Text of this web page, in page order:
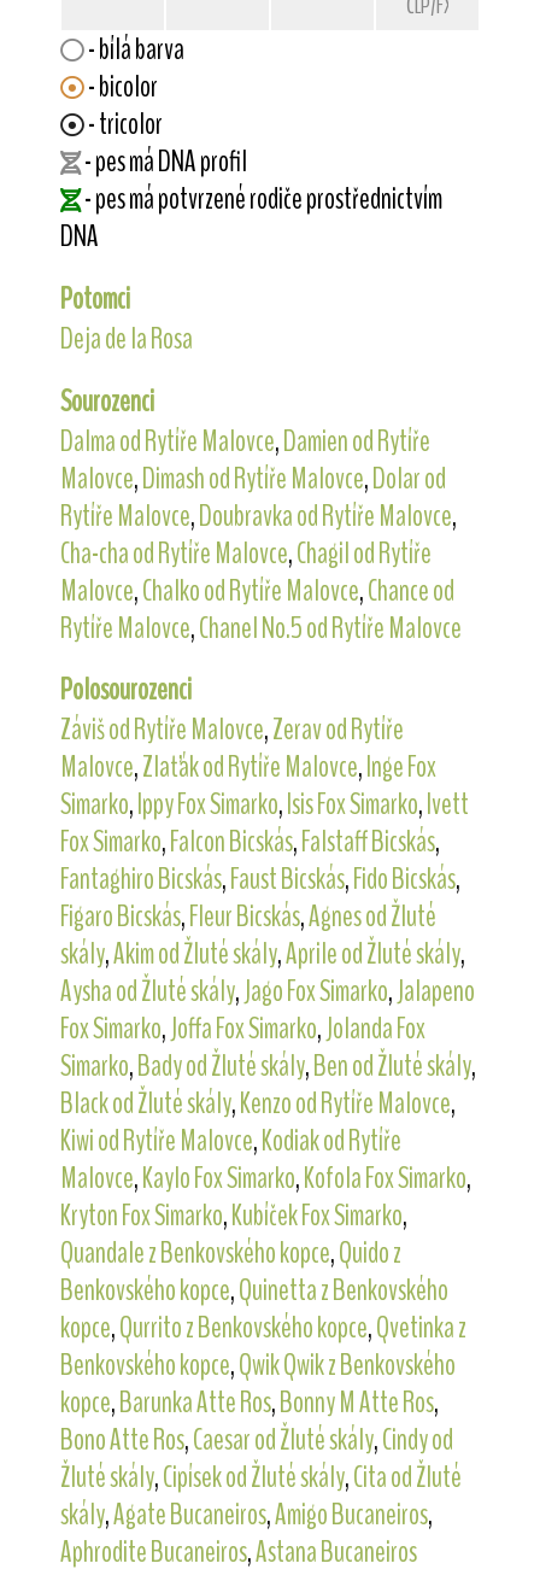
- bílá barva
- bicolor
- tricolor
- pes má DNA profil
- pes má potvrzené rodiče prostřednictvím
DNA
Potomci
Deja de la Rosa
Sourozenci
Dalma od Rytíře Malovce,Damien od Rytíře
Malovce,Dimash od Rytíře Malovce,Dolar od
Rytíře Malovce,Doubravka od Rytíře Malovce,
Cha-cha od Rytíře Malovce,Chagil od Rytíře
Malovce,Chalko od Rytíře Malovce,Chance od
Rytíře Malovce,Chanel No.5 od Rytíře Malovce
Polosourozenci
Záviš od Rytíře Malovce,Zerav od Rytíře
Malovce,Zlaťák od Rytíře Malovce,Inge Fox
Simarko,Ippy Fox Simarko,Isis Fox Simarko,Ivett
Fox Simarko,Falcon Bicskás,Falstaff Bicskás,
Fantaghiro Bicskás,Faust Bicskás,Fido Bicskás,
Figaro Bicskás,Fleur Bicskás,Agnes od Žluté
skály,Akim od Žluté skály,Aprile od Žluté skály,
Aysha od Žluté skály,Jago Fox Simarko,Jalapeno
Fox Simarko,Joffa Fox Simarko,Jolanda Fox
Simarko,Bady od Žluté skály,Ben od Žluté skály,
Black od Žluté skály,Kenzo od Rytíře Malovce,
Kiwi od Rytíře Malovce,Kodiak od Rytíře
Malovce,Kaylo Fox Simarko,Kofola Fox Simarko,
Kryton Fox Simarko,Kubíček Fox Simarko,
Quandale z Benkovského kopce,Quido z
Benkovského kopce,Quinetta z Benkovského
kopce,Qurrito z Benkovského kopce,Qvetinka z
Benkovského kopce,Qwik Qwik z Benkovského
kopce,Barunka Atte Ros,Bonny M Atte Ros,
Bono Atte Ros,Caesar od Žluté skály,Cindy od
Žluté skály,Cipísek od Žluté skály,Cita od Žluté
skály,Agate Bucaneiros,Amigo Bucaneiros,
Aphrodite Bucaneiros,Astana Bucaneiros